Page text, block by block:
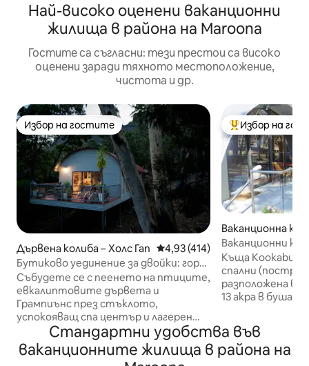
Най-високо оценени ваканционни
жилища в района на Maroona
Гостите са съгласни: тези престои са високо
оценени заради тяхното местоположение,
чистота и др.
Избор на гостите
Избор на гостите
Дървена колиба – Холс Гап Средна оценка: 4,93 от 5,
4,93 (414)
Бутиково уединение за двойки: гора,
спа и огън на дърва
Събудете се с пеенето на птиците,
евкалиптовите дървета и
Грампиънс през стъклото,
успокояващ спа център и лагерен
огън вечер. Escape е бутик място за
почивка за двойки в частен двоен
горски блок: достатъчно близо, за да
Най-популярен
Избор на
Ваканционна
n
Ваканционни
Kookaburra
Къща
спални
разположена в
13 акра в буша.
за разходки в
гора „Маунт
на винарните в
Стандартни удобства във
ваканционните жилища в района на